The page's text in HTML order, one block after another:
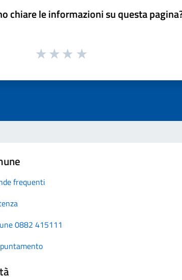
chiare le informazioni su questa
frequenti
0882 415111